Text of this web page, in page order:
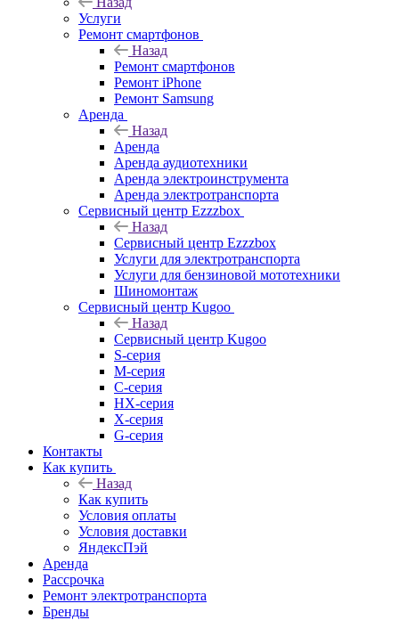
Услуги
Ремонт смартфонов
Назад
Ремонт смартфонов
Ремонт iPhone
Ремонт Samsung
Аренда
Назад
Аренда
Аренда аудиотехники
Аренда электроинструмента
Аренда электротранспорта
Сервисный центр Ezzzbox
Назад
Сервисный центр Ezzzbox
Услуги для электротранспорта
Услуги для бензиновой мототехники
Шиномонтаж
Сервисный центр Kugoo
Назад
Сервисный центр Kugoo
S-cерия
M-серия
С-серия
HX-серия
X-серия
G-серия
Контакты
Как купить
Назад
Как купить
Условия оплаты
Условия доставки
ЯндексПэй
Аренда
Рассрочка
Ремонт электротранспорта
Бренды